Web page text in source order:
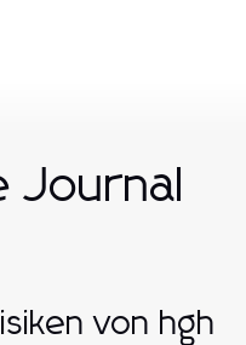
Journal
von hgh